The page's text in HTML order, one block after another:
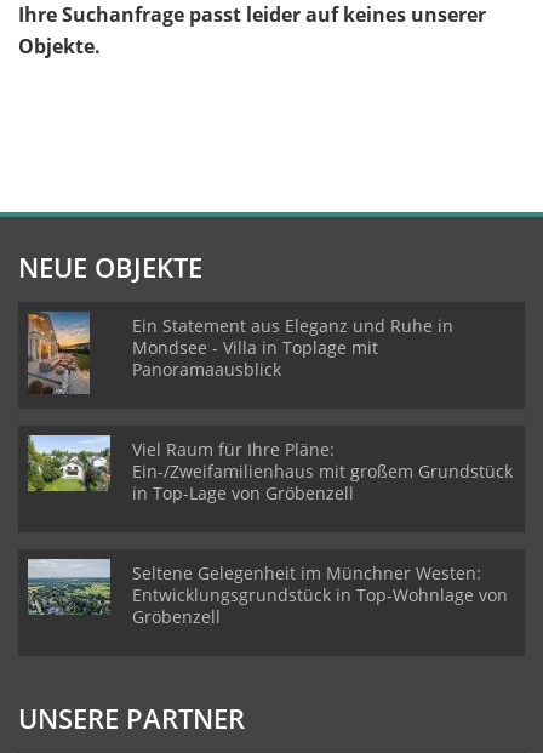
Ihre Suchanfrage passt leider auf keines unserer
Objekte.
NEUE OBJEKTE
Ein Statement aus Eleganz und Ruhe in
Mondsee - Villa in Toplage mit
Panoramaausblick
Viel Raum für Ihre Pläne:
Ein-/Zweifamilienhaus mit großem Grundstück
in Top-Lage von Gröbenzell
Seltene Gelegenheit im Münchner Westen:
Entwicklungsgrundstück in Top-Wohnlage von
Gröbenzell
UNSERE PARTNER